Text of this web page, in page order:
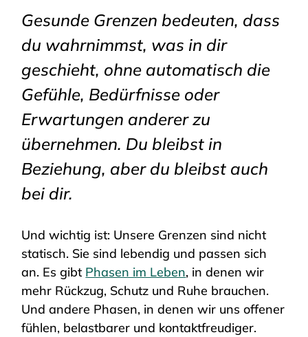
Gesunde Grenzen bedeuten, dass
du wahrnimmst, was in dir
geschieht, ohne automatisch die
Gefühle, Bedürfnisse oder
Erwartungen anderer zu
übernehmen. Du bleibst in
Beziehung, aber du bleibst auch
bei dir.
Und wichtig ist: Unsere Grenzen sind nicht
statisch. Sie sind lebendig und passen sich
an. Es gibt Phasen im Leben, in denen wir
mehr Rückzug, Schutz und Ruhe brauchen.
Und andere Phasen, in denen wir uns offener
fühlen, belastbarer und kontaktfreudiger.